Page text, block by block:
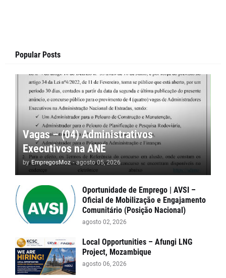
Popular Posts
Vagas – (04) Administrativos
Executivos na ANE
by EmpregosMoz - agosto 05, 2026
Oportunidade de Emprego | AVSI –
Oficial de Mobilização e Engajamento
Comunitário (Posição Nacional)
agosto 02, 2026
Local Opportunities – Afungi LNG
Project, Mozambique
agosto 06, 2026